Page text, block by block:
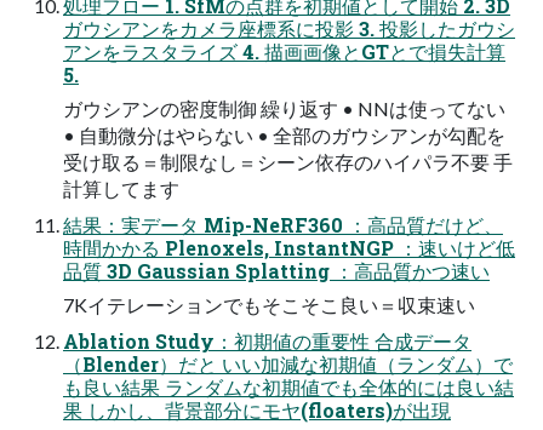
ガウシアンをカメラ座標系に投影 3. 投影したガウシ
アンをラスタライズ 4. 描画画像とGTとで損失計算
5.
ガウシアンの密度制御 繰り返す • NNは使ってない
• 自動微分はやらない • 全部のガウシアンが勾配を
受け取る＝制限なし＝シーン依存のハイパラ不要 手
計算してます
結果：実データ Mip-NeRF360 ：高品質だけど、
時間かかる Plenoxels, InstantNGP ：速いけど低
品質 3D Gaussian Splatting ：高品質かつ速い
7Kイテレーションでもそこそこ良い＝収束速い
Ablation Study：初期値の重要性 合成データ
（Blender）だと いい加減な初期値（ランダム）で
も良い結果 ランダムな初期値でも全体的には良い結
果 しかし、背景部分にモヤ(floaters)が出現